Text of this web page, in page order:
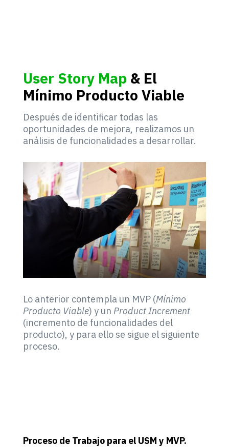
User Story Map & El
Mínimo Producto Viable
Después de identificar todas las
oportunidades de mejora, realizamos un
análisis de funcionalidades a desarrollar.
Lo anterior contempla un MVP (Mínimo
Producto Viable) y un Product Increment
(incremento de funcionalidades del
producto), y para ello se sigue el siguiente
proceso.
Proceso de Trabajo para el USM y MVP.